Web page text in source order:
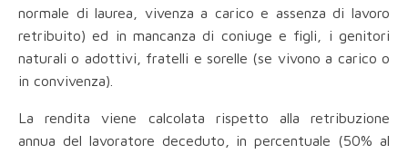
normale di laurea, vivenza a carico e assenza di lavoro
retribuito) ed in mancanza di coniuge e figli, i genitori
naturali o adottivi, fratelli e sorelle (se vivono a carico o
in convivenza).
La rendita viene calcolata rispetto alla retribuzione
annua del lavoratore deceduto, in percentuale (50% al